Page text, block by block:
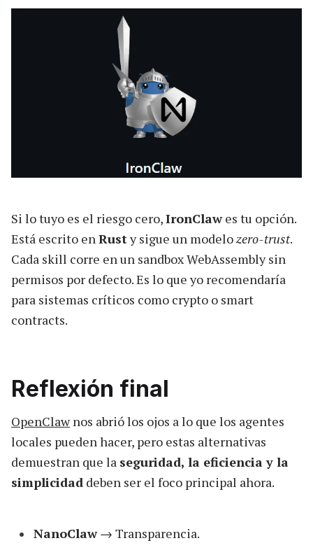
Si lo tuyo es el riesgo cero,IronClawes tu opción.
Está escrito enRusty sigue un modelozero-trust.
Cada skill corre en un sandbox WebAssembly sin
permisos por defecto. Es lo que yo recomendaría
para sistemas críticos como crypto o smart
contracts.
Reflexión final
OpenClawnos abrió los ojos a lo que los agentes
locales pueden hacer, pero estas alternativas
demuestran que la seguridad, la eficiencia y la
simplicidad deben ser el foco principal ahora.
NanoClaw→ Transparencia.